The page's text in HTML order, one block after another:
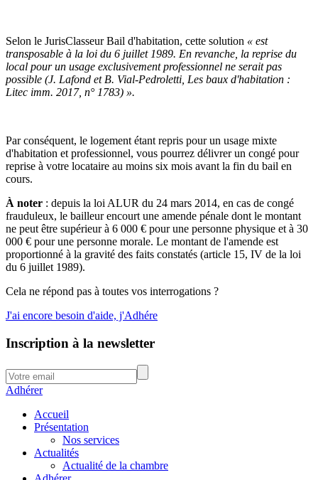
Selon le JurisClasseur Bail d'habitation, cette solution « est
transposable à la loi du 6 juillet 1989. En revanche, la reprise du
local pour un usage exclusivement professionnel ne serait pas
possible (J. Lafond et B. Vial-Pedroletti, Les baux d'habitation :
Litec imm. 2017, n° 1783) ».
Par conséquent, le logement étant repris pour un usage mixte
d'habitation et professionnel, vous pourrez délivrer un congé pour
reprise à votre locataire au moins six mois avant la fin du bail en
cours.
À noter : depuis la loi ALUR du 24 mars 2014, en cas de congé
frauduleux, le bailleur encourt une amende pénale dont le montant
ne peut être supérieur à 6 000 € pour une personne physique et à 30
000 € pour une personne morale. Le montant de l'amende est
proportionné à la gravité des faits constatés (article 15, IV de la loi
du 6 juillet 1989).
Cela ne répond pas à toutes vos interrogations ?
J'ai encore besoin d'aide, j'Adhére
Inscription à la newsletter
Adhérer
Accueil
Présentation
Nos services
Actualités
Actualité de la chambre